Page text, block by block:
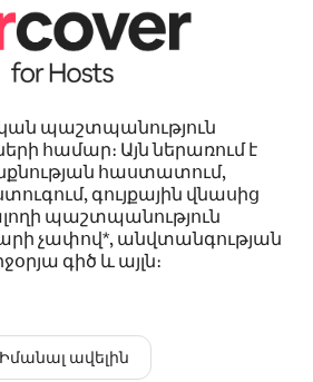
պաշտպանություն
համար։ Այն ներառում է
հաստատում,
գույքային վնասից
պաշտպանություն
չափով*, անվտանգության
գիծ և այլն։
Իմանալ ավելին